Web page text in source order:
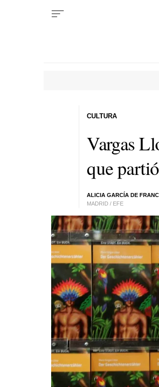
Vargas
que
ALICIA GARCÍA DE
MADRID / EFE
CULTURA